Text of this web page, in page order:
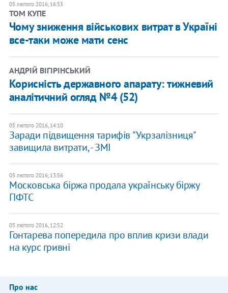
05 лютого 2016, 16:53
ТОМ КУПЕ
Чому зниження військових витрат в Україні
все-таки може мати сенс
АНДРІЙ ВІГІРІНСЬКИЙ
Корисність державного апарату: тижневий
аналітичний огляд №4 (52)
05 лютого 2016, 14:10
Заради підвищення тарифів "Укрзалізниця"
завищила витрати, - ЗМІ
05 лютого 2016, 13:56
Московська біржа продала українську біржу
ПФТС
05 лютого 2016, 12:52
Гонтарева попередила про вплив кризи влади
на курс гривні
Про нас